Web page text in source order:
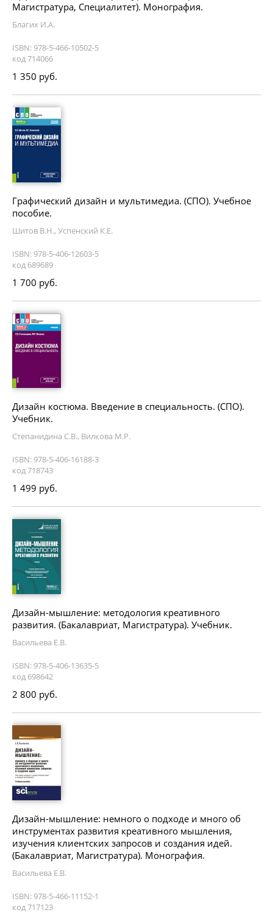
Магистратура, Специалитет). Монография.
Благих И.А.
ISBN: 978-5-466-10502-5
код 714066
1 350 руб.
Графический дизайн и мультимедиа. (СПО). Учебное
пособие.
Шитов В.Н., Успенский К.Е.
ISBN: 978-5-406-12603-5
код 689689
1 700 руб.
Дизайн костюма. Введение в специальность. (СПО).
Учебник.
Степанидина С.В., Вилкова М.Р.
ISBN: 978-5-406-16188-3
код 718743
1 499 руб.
Дизайн-мышление: методология креативного
развития. (Бакалавриат, Магистратура). Учебник.
Васильева Е.В.
ISBN: 978-5-406-13635-5
код 698642
2 800 руб.
Дизайн-мышление: немного о подходе и много об
инструментах развития креативного мышления,
изучения клиентских запросов и создания идей.
(Бакалавриат, Магистратура). Монография.
Васильева Е.В.
ISBN: 978-5-466-11152-1
код 717123